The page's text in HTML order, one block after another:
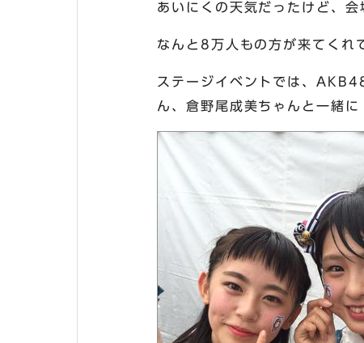
あいにくの天気だったけど、会
なんと8万人もの方が来てくれ
ステージイベントでは、
ん、倉野尾成美ちゃんと一緒